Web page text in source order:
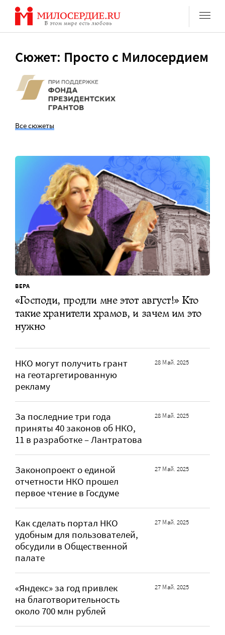
Перейти
содержанию
Сюжет: Просто с Милосердием
Все сюжеты
ВЕРА
«Господи, продли мне этот август!» Кто
такие хранители храмов, и зачем им это
нужно
НКО могут получить грант
на геотаргетированную
рекламу
28 Май. 2025
За последние три года
приняты 40 законов об НКО,
11 в разработке – Лантратова
28 Май. 2025
Законопроект о единой
отчетности НКО прошел
первое чтение в Госдуме
27 Май. 2025
Как сделать портал НКО
удобным для пользователей,
обсудили в Общественной
палате
27 Май. 2025
«Яндекс» за год привлек
на благотворительность
около 700 млн рублей
27 Май. 2025